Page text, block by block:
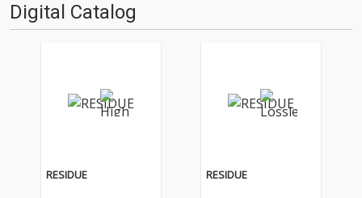
Digital Catalog
RESIDUE RESIDUE